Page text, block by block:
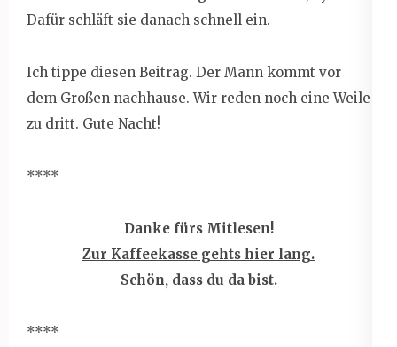
Dafür schläft sie danach schnell ein.
Ich tippe diesen Beitrag. Der Mann kommt vor
dem Großen nachhause. Wir reden noch eine Weile
zu dritt. Gute Nacht!
****
Danke fürs Mitlesen!
Zur Kaffeekasse gehts hier lang.
Schön, dass du da bist.
****